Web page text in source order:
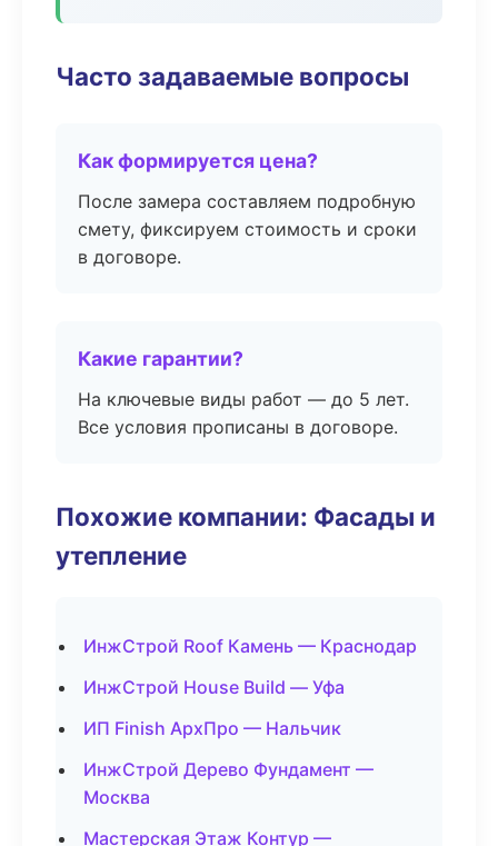
Часто задаваемые вопросы
Как формируется цена?
После замера составляем подробную
смету, фиксируем стоимость и сроки
в договоре.
Какие гарантии?
На ключевые виды работ — до 5 лет.
Все условия прописаны в договоре.
Похожие компании: Фасады и
утепление
ИнжСтрой Roof Камень — Краснодар
ИнжСтрой House Build — Уфа
ИП Finish АрхПро — Нальчик
ИнжСтрой Дерево Фундамент —
Москва
Мастерская Этаж Контур —